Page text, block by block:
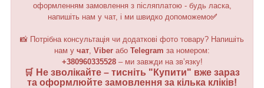
оформленням замовлення з післяплатою - будь ласка,
напишіть нам у чат, і ми швидко допоможемо✅
📸 Потрібна консультація чи додаткові фото товару? Напишіть
нам у чат Viber або Telegram за номером:
+380960335528– ми завжди на зв’язку!
🛒 Не зволікайте – тисніть " Купити" вже зараз
та оформлюйте замовлення за кілька кліків!